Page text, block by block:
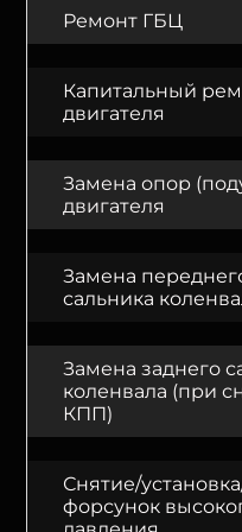
Ремонт ГБЦ
Капитальный
двигателя
Замена опор
двигателя
Замена
сальника
Замена заднего
коленвала (при
КПП)
Снятие/
форсунок